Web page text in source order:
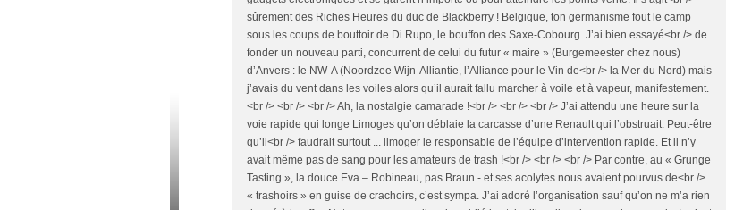
sûrement des Riches Heures du duc de Blackberry ! Belgique, ton germanisme fout le camp
sous les coups de bouttoir de Di Rupo, le bouffon des Saxe-Cobourg. J’ai bien essayé<br /> de
fonder un nouveau parti, concurrent de celui du futur « maire » (Burgemeester chez nous)
d’Anvers : le NW-A (Noordzee Wijn-Alliantie, l’Alliance pour le Vin de<br /> la Mer du Nord) mais
j’avais du vent dans les voiles alors qu’il aurait fallu marcher à voile et à vapeur, manifestement.
<br /> <br /> <br /> Ah, la nostalgie camarade !<br /> <br /> <br /> J’ai attendu une heure sur la
voie rapide qui longe Limoges qu’on déblaie la carcasse d’une Renault qui l’obstruait. Peut-être
qu’il<br /> faudrait surtout ... limoger le responsable de l’équipe d’intervention rapide. Et il n’y
avait même pas de sang pour les amateurs de trash !<br /> <br /> <br /> Par contre, au « Grunge
Tasting », la douce Eva – Robineau, pas Braun - et ses acolytes nous avaient pourvus de<br />
« trashoirs » en guise de crachoirs, c’est sympa. J’ai adoré l’organisation sauf qu’on ne m’a rien